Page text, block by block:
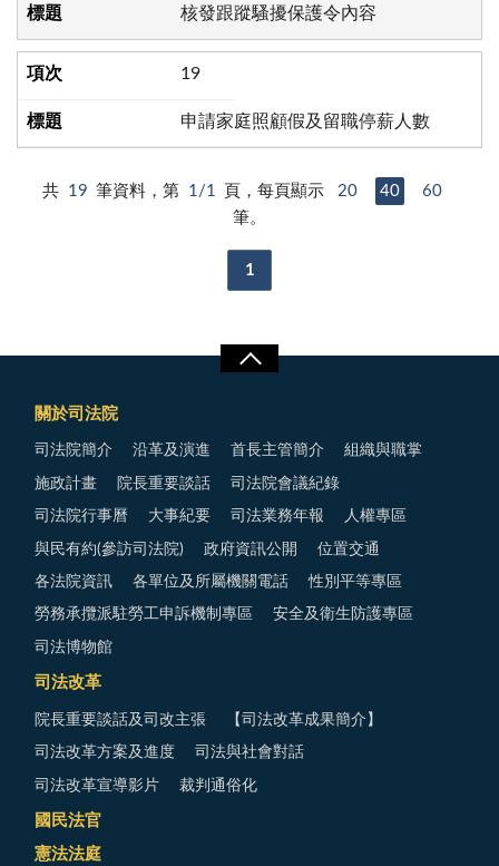
核發跟蹤騷擾保護令內容
19
申請家庭照顧假及留職停薪人數
共 19 筆資料，第 1/1 頁，每頁顯示 20 40
60
筆。
1
關於司法院
司法院簡介 沿革及演進 首長主管簡介 組織與職掌
施政計畫 院長重要談話 司法院會議紀錄
司法院行事曆 大事紀要 司法業務年報 人權專區
與民有約(參訪司法院) 政府資訊公開 位置交通
各法院資訊 各單位及所屬機關電話 性別平等專區
勞務承攬派駐勞工申訴機制專區 安全及衛生防護專區
司法博物館
司法改革
院長重要談話及司改主張 【司法改革成果簡介】
司法改革方案及進度 司法與社會對話
司法改革宣導影片 裁判通俗化
國民法官
憲法法庭